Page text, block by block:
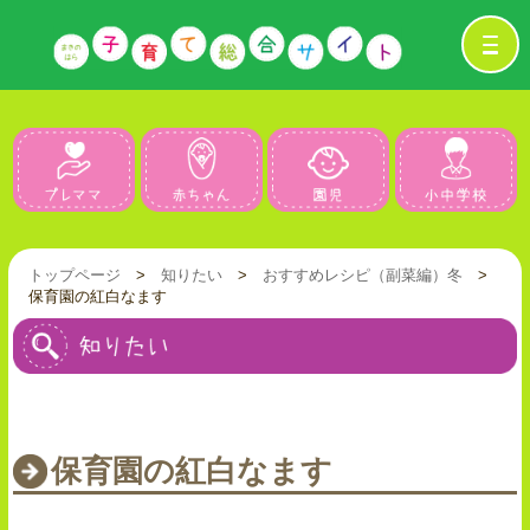
プレママ 赤ちゃん 園児
トップページ > 知りたい> おすすめレシピ（副菜編） 冬 >
保育園の紅白なます
保育園の紅白なます